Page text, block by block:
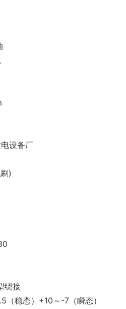
直喷
中冷
高压共轨
丰
设备厂
)
H
AVR
400/230
绕接
（稳态）+10～-7（瞬态）